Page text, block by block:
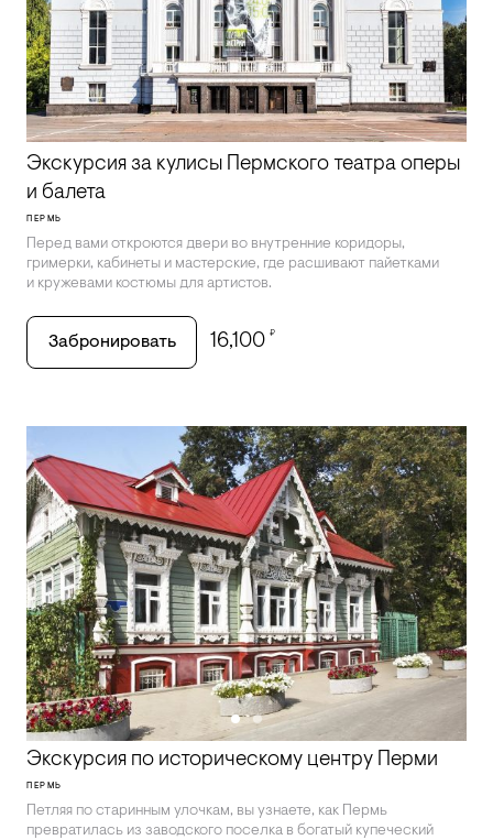
Экскурсия за кулисы Пермского театра оперы
и балета
ПЕРМЬ
Перед вами откроются двери во внутренние коридоры,
гримерки, кабинеты и мастерские, где расшивают пайетками
и кружевами костюмы для артистов.
Забронировать 16,100 ₽
Экскурсия по историческому центру Перми
ПЕРМЬ
Петляя по старинным улочкам, вы узнаете, как Пермь
превратилась из заводского поселка в богатый купеческий